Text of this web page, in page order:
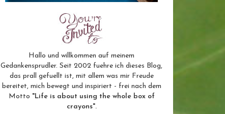
Hallo und willkommen auf meinem
Gedankensprudler. Seit 2002 fuehre ich dieses Blog,
das prall gefuellt ist, mit allem was mir Freude
bereitet, mich bewegt und inspiriert - frei nach dem
Motto "Life is about using the whole box of
crayons".